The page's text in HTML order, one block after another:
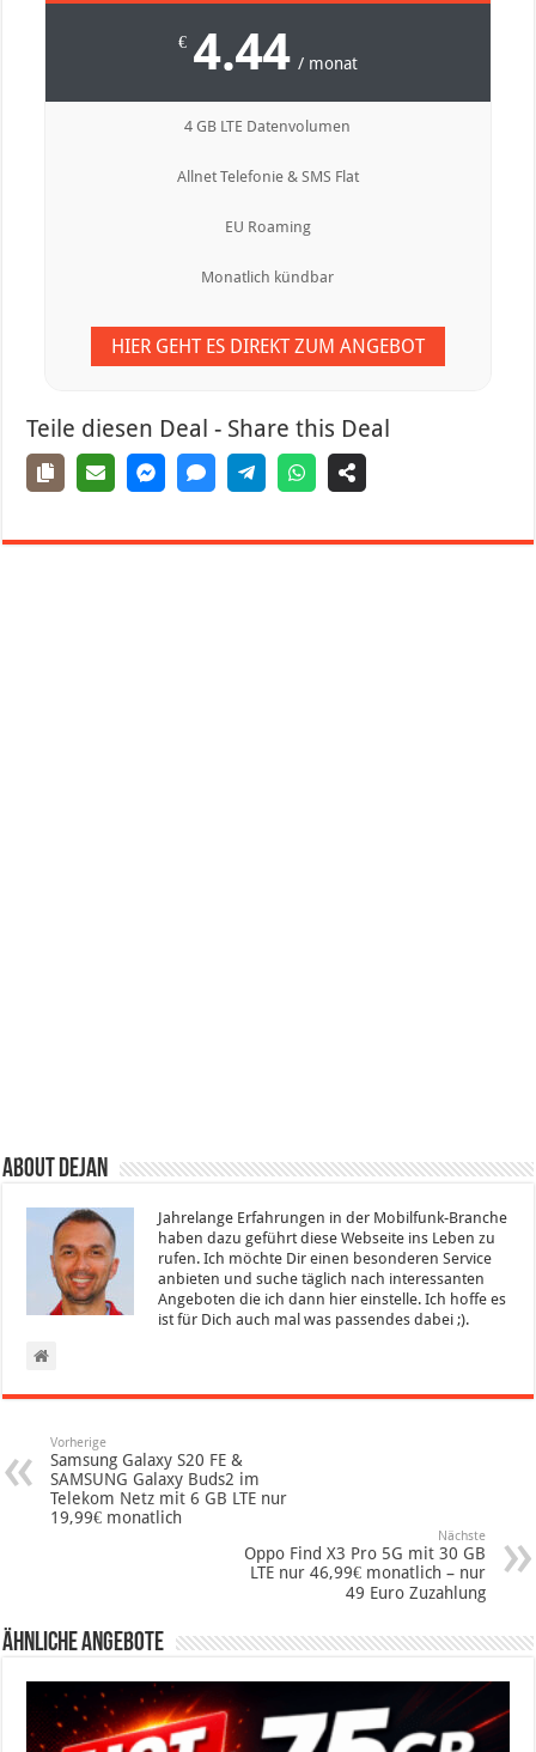
€ 4.44 / monat
4 GB LTE Datenvolumen
Allnet Telefonie & SMS Flat
EU Roaming
Monatlich kündbar
HIER GEHT ES DIREKT ZUM ANGEBOT
Teile diesen Deal - Share this Deal
About Dejan
Jahrelange Erfahrungen in der Mobilfunk-Branche
haben dazu geführt diese Webseite ins Leben zu
rufen. Ich möchte Dir einen besonderen Service
anbieten und suche täglich nach interessanten
Angeboten die ich dann hier einstelle. Ich hoffe es
ist für Dich auch mal was passendes dabei ;).
Vorherige
Samsung Galaxy S20 FE &
SAMSUNG Galaxy Buds2 im
Telekom Netz mit 6 GB LTE nur
19,99€ monatlich
Nächste
Oppo Find X3 Pro 5G mit 30 GB
LTE nur 46,99€ monatlich – nur
49 Euro Zuzahlung
Ähnliche Angebote